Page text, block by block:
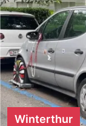
Winterthur